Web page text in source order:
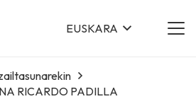
EUSKARA
RICARDO PADILLA